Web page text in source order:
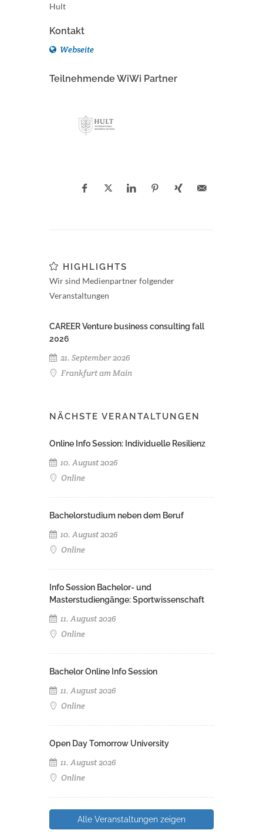
Hult
Kontakt
Webseite
Teilnehmende WiWi Partner
HIGHLIGHTS
Wir sind Medienpartner folgender
Veranstaltungen
CAREER Venture business consulting fall
2026
21. September 2026
Frankfurt am Main
NÄCHSTE VERANTALTUNGEN
Online Info Session: Individuelle Resilienz
10. August 2026
Online
Bachelorstudium neben dem Beruf
10. August 2026
Online
Info Session Bachelor- und
Masterstudiengänge: Sportwissenschaft
11. August 2026
Online
Bachelor Online Info Session
11. August 2026
Online
Open Day Tomorrow University
11. August 2026
Online
Alle Veranstaltungen zeigen